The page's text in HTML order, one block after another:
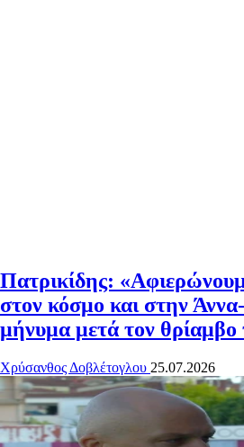
Πατρικίδης:
στον κόσμο και στην
μήνυμα μετά τον
Χρύσανθος Δοβλέτογλου 25.07.2026